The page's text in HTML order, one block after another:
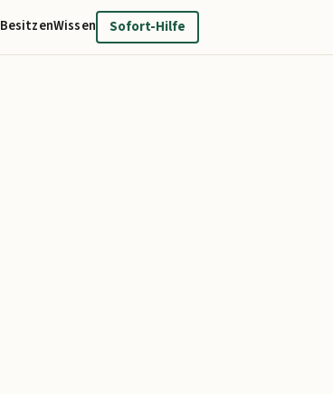
BesitzenWissen Sofort-Hilfe